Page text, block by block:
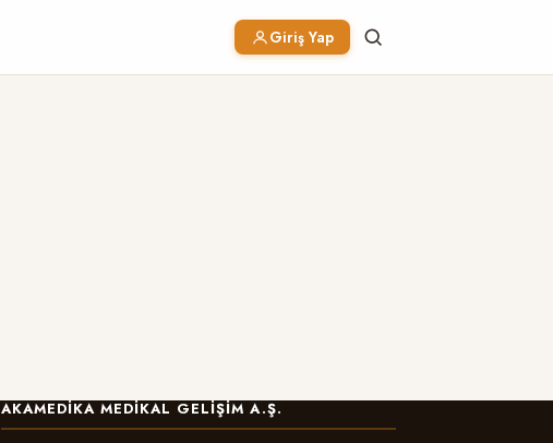
Giriş Yap
AKAMEDIKA MEDIKAL GELIŞIM A.Ş.